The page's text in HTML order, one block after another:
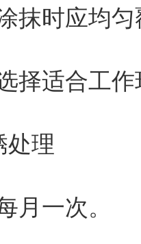
抹时应均
适合工作
理
一次。